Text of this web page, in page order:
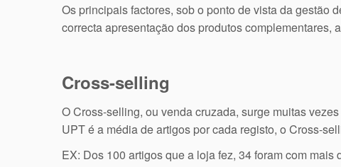
Os principais factores, sob o ponto de vista da gestão
correcta apresentação dos produtos complementares,
Cross-selling
O Cross-selling, ou venda cruzada, surge muitas
UPT é a média de artigos por cada registo, o Cross-
EX: Dos 100 artigos que a loja fez, 34 foram com